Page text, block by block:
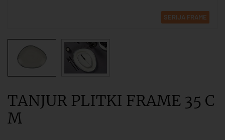
SERIJA FRAME
TANJUR PLITKI FRAME 35 C
M